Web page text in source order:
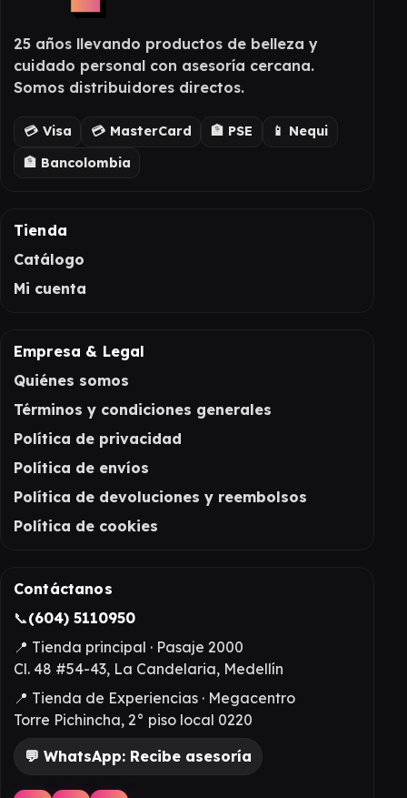
25 años llevando productos de belleza y
cuidado personal con asesoría cercana.
Somos distribuidores directos.
💳 Visa 💳 MasterCard 🏦 PSE
📱 Nequi
🏦 Bancolombia
Tienda
Catálogo
Mi cuenta
Empresa & Legal
Quiénes somos
Términos y condiciones generales
Política de privacidad
Política de envíos
Política de devoluciones y reembolsos
Política de cookies
Contáctanos
📞(604) 5110950
📍 Tienda principal · Pasaje 2000
Cl. 48 #54-43, La Candelaria, Medellín
📍 Tienda de Experiencias · Megacentro
Torre Pichincha, 2° piso local 0220
💬 WhatsApp: Recibe asesoría